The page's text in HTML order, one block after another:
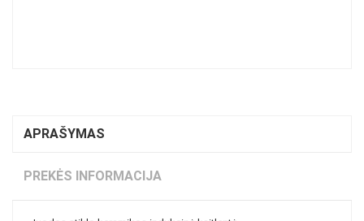
APRAŠYMAS
PREKĖS INFORMACIJA